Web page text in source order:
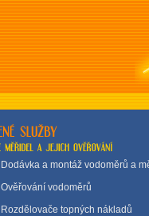
Dodávka a montáž vodoměrů a
Ověřování vodoměrů
Rozdělovače topných nákladů